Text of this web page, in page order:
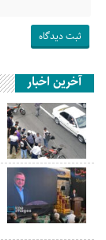
آخرین اخبار